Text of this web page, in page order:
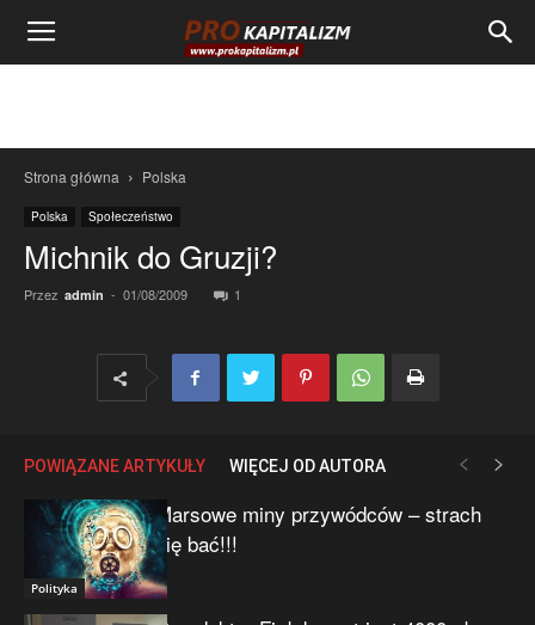
Strona główna Polska
Polska Społeczeństwo
Michnik do Gruzji?
Przez admin - 01/08/2009 1
POWIĄZANE ARTYKUŁY WIĘCEJ OD AUTORA
Polityka
Marsowe miny przywódców – strach
się bać!!!